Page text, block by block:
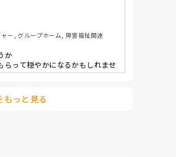
時10時間、仮眠すら出来ず。
ついていきません。
いのでしょうか？
ー, グループホーム, 障害福祉関連
か
らって穏やかになるかもしれませ
もっと見る